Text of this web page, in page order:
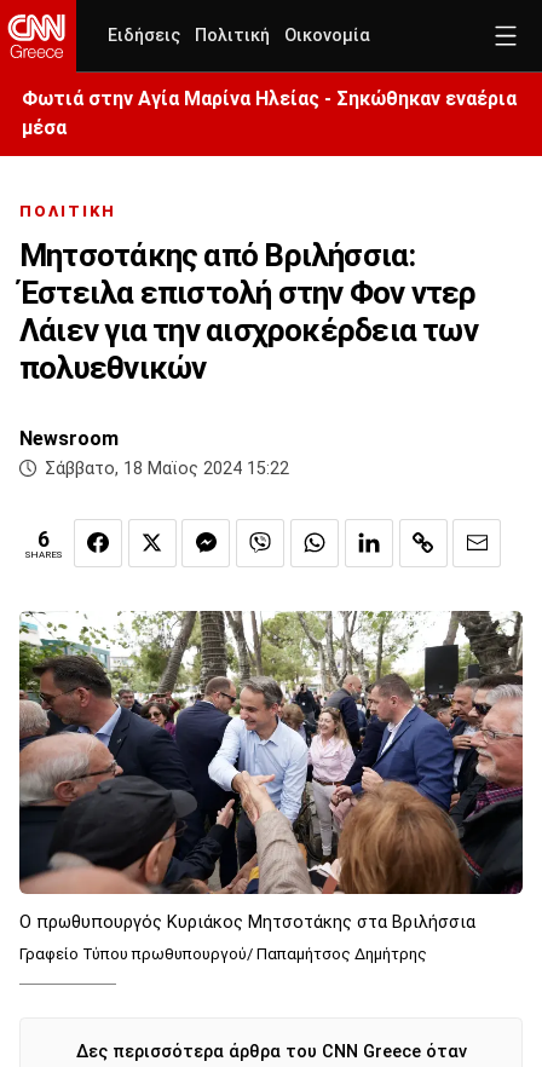
Ειδήσεις Πολιτική Οικονομία
Φωτιά στην Aγία Μαρίνα Ηλείας - Σηκώθηκαν εναέρια
μέσα
ΠΟΛΙΤΙΚΗ
Μητσοτάκης από Βριλήσσια:
Έστειλα επιστολή στην Φον ντερ
Λάιεν για την αισχροκέρδεια των
πολυεθνικών
Newsroom
Σάββατο, 18 Μαϊος 2024 15:22
6
SHARES
Ο πρωθυπουργός Κυριάκος Μητσοτάκης στα Βριλήσσια
Γραφείο Τύπου πρωθυπουργού/ Παπαμήτσος Δημήτρης
Δες περισσότερα άρθρα του CNN Greece όταν